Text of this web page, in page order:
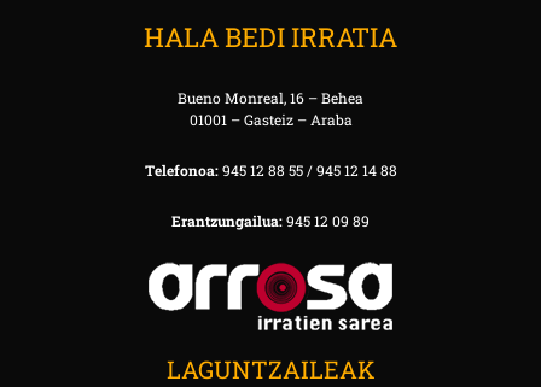
HALA BEDI IRRATIA
Bueno Monreal, 16 – Behea
01001 – Gasteiz – Araba
Telefonoa:945 12 88 55 / 945 12 14 88
Erantzungailua:945 12 09 89
LAGUNTZAILEAK